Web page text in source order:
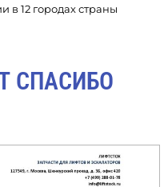
12 городах страны
СПАСИБО